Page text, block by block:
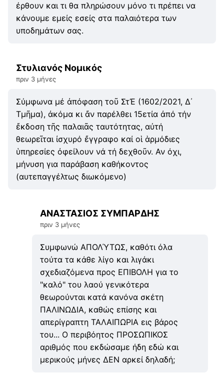
έρθουν και τι θα πληρώσουν μόνο τι πρέπει να
κάνουμε εμείς εσείς στα παλαιότερα των
υποδημάτων σας.
Στυλιανός Νομικός
πριν 3 μήνες
Σύμφωνα μέ ἀπόφαση τοῦ ΣτἘ (1602/2021, Δ΄
Τμῆμα), ἀκόμα κι ἄν παρέλθει 15ετία ἀπό τήν
ἔκδοση τῆς παλαιᾶς ταυτότητας, αὐτή
θεωρεῖται ἰσχυρό ἔγγραφο καί οἱ ἁρμόδιες
ὑπηρεσίες ὀφείλουν νά τή δεχθοῦν. Αν όχι,
μήνυση για παράβαση καθήκοντος
(αυτεπαγγέλτως διωκόμενο)
ΑΝΑΣΤΑΣΙΟΣ ΣΥΜΠΑΡΔΗΣ
πριν 3 μήνες
Συμφωνώ ΑΠΟΛΎΤΩΣ, καθότι όλα
τούτα τα κάθε λίγο και λιγάκι
σχεδιαζόμενα προς ΕΠΙΒΟΛΗ για το
"καλό" του λαού γενικότερα
θεωρούνται κατά κανόνα σκέτη
ΠΑΛΙΝΩΔΙΑ, καθώς επίσης και
απερίγραπτη ΤΑΛΑΙΠΩΡΙΑ εις βάρος
του... Ο περιβόητος ΠΡΟΣΩΠΙΚΟΣ
αριθμός που εκδώσαμε ήδη εδώ και
μερικούς μήνες ΔΕΝ αρκεί δηλαδή;